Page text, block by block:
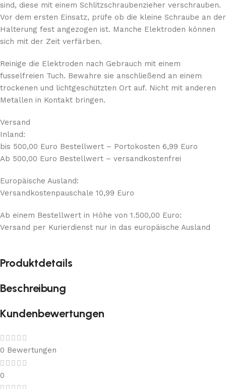
sind, diese mit einem Schlitzschraubenzieher verschrauben.
Vor dem ersten Einsatz, prüfe ob die kleine Schraube an der
Halterung fest angezogen ist. Manche Elektroden können
sich mit der Zeit verfärben.
Reinige die Elektroden nach Gebrauch mit einem
fusselfreien Tuch. Bewahre sie anschließend an einem
trockenen und lichtgeschützten Ort auf. Nicht mit anderen
Metallen in Kontakt bringen.
Versand
Inland:
bis 500,00 Euro Bestellwert – Portokosten 6,99 Euro
Ab 500,00 Euro Bestellwert – versandkostenfrei
Europäische Ausland:
Versandkostenpauschale 10,99 Euro
Ab einem Bestellwert in Höhe von 1.500,00 Euro:
Versand per Kurierdienst nur in das europäische Ausland
Produktdetails
Beschreibung
Kundenbewertungen
0 Bewertungen
0